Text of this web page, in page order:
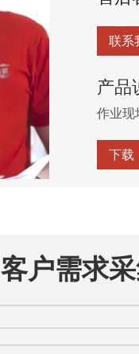
联系
产品
作业现
下载
客户需求